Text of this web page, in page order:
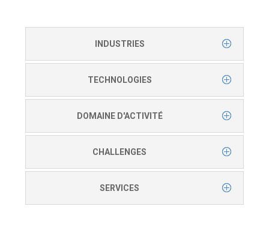
INDUSTRIES
TECHNOLOGIES
DOMAINE D'ACTIVITÉ
CHALLENGES
SERVICES